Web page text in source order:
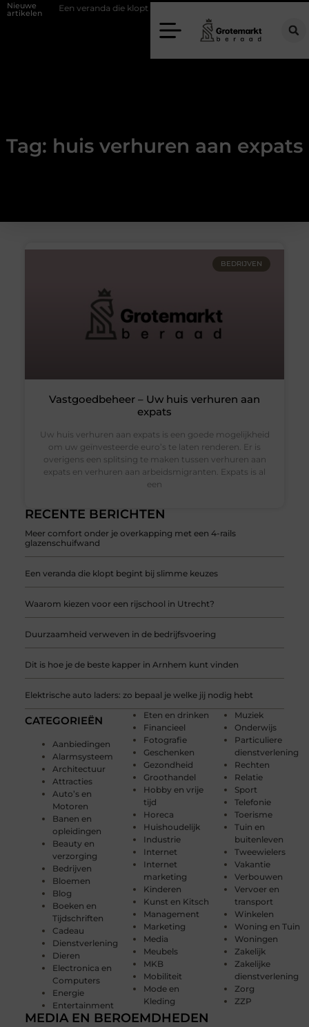
Nieuwe
artikelen Een veranda die klopt begint bij slimme keuzes
Tag: huis verhuren aan expats
RECENTE BERICHTEN
Meer comfort onder je overkapping met een 4-rails
glazenschuifwand
Een veranda die klopt begint bij slimme keuzes
Waarom kiezen voor een rijschool in Utrecht?
Duurzaamheid verweven in de bedrijfsvoering
Dit is hoe je de beste kapper in Arnhem kunt vinden
Elektrische auto laders: zo bepaal je welke jij nodig hebt
CATEGORIEËN
Aanbiedingen
Alarmsysteem
Architectuur
Attracties
Auto’s en
Motoren
Banen en
opleidingen
Beauty en
verzorging
Bedrijven
Bloemen
Blog
Boeken en
Tijdschriften
Cadeau
Dienstverlening
Dieren
Electronica en
Computers
Energie
Entertainment
Eten en drinken
Financieel
Fotografie
Geschenken
Gezondheid
Groothandel
Hobby en vrije
tijd
Horeca
Huishoudelijk
Industrie
Internet
Internet
marketing
Kinderen
Kunst en Kitsch
Management
Marketing
Media
Meubels
MKB
Mobiliteit
Mode en
Kleding
Muziek
Onderwijs
Particuliere
dienstverlening
Rechten
Relatie
Sport
Telefonie
Toerisme
Tuin en
buitenleven
Tweewielers
Vakantie
Verbouwen
Vervoer en
transport
Winkelen
Woning en Tuin
Woningen
Zakelijk
Zakelijke
dienstverlening
Zorg
ZZP
MEDIA EN BEROEMDHEDEN
BEDRIJVEN
Vastgoedbeheer – Uw huis verhuren aan
expats
Uw huis verhuren aan expats is een goede mogelijkheid
om uw geïnvesteerde euro’s te laten renderen. Er is
overigens een splitsing te maken tussen verhuren aan
expats en verhuren aan arbeidsmigranten. Expats is al
een